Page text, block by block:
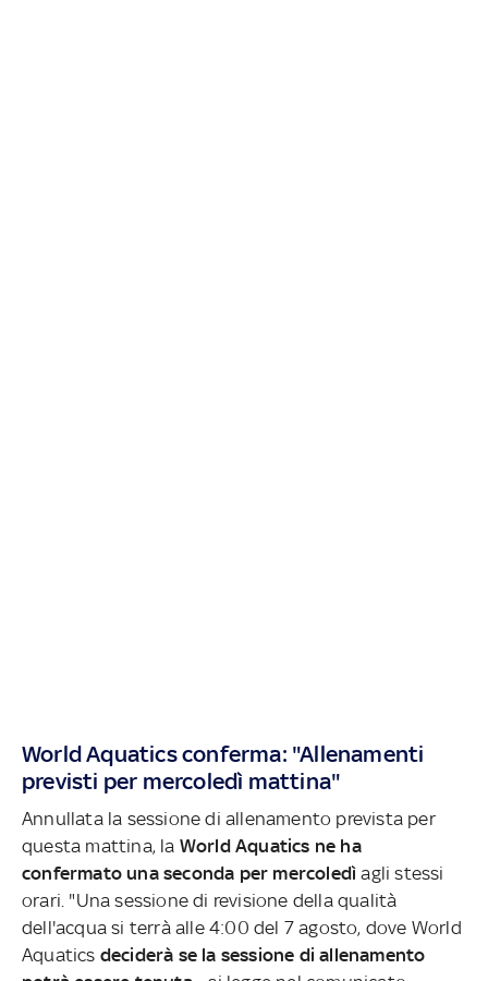
World Aquatics conferma: "Allenamenti
previsti per mercoledì mattina"
Annullata la sessione di allenamento prevista per
questa mattina, la World Aquatics ne ha
confermato una seconda per mercoledìagli stessi
orari. "Una sessione di revisione della qualità
dell'acqua si terrà alle 4:00 del 7 agosto, dove World
Aquatics deciderà se la sessione di allenamento